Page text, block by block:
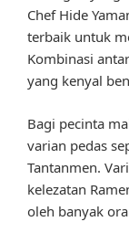
Chef Hide
terbaik untuk
Kombinasi
yang kenyal
Bagi pecinta
varian pedas
Tantanmen.
kelezatan
oleh banyak